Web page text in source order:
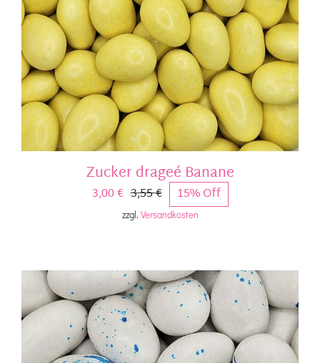
Zucker drageé Banane
3,55€Ursprünglicher
Preis
3,55 €
3,00€
Aktueller
Preis
3,00 €.
15% Off
zzgl. Versandkosten